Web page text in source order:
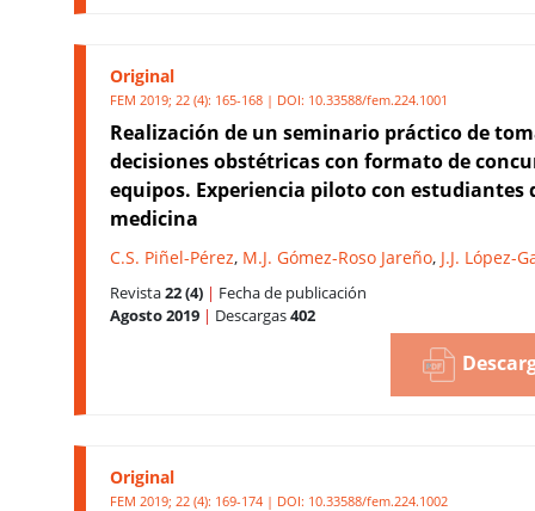
Original
FEM 2019; 22 (4): 165-168 | DOI: 10.33588/fem.224.1001
Realización de un seminario práctico de
decisiones obstétricas con formato de
equipos. Experiencia piloto con estudiantes
medicina
C.S. Piñel-Pérez, M.J. Gómez-Roso Jareño, J.J. López-
Revista22 (4) | Fecha de publicación
Agosto 2019 | Descargas402
Original
FEM 2019; 22 (4): 169-174 | DOI: 10.33588/fem.224.1002